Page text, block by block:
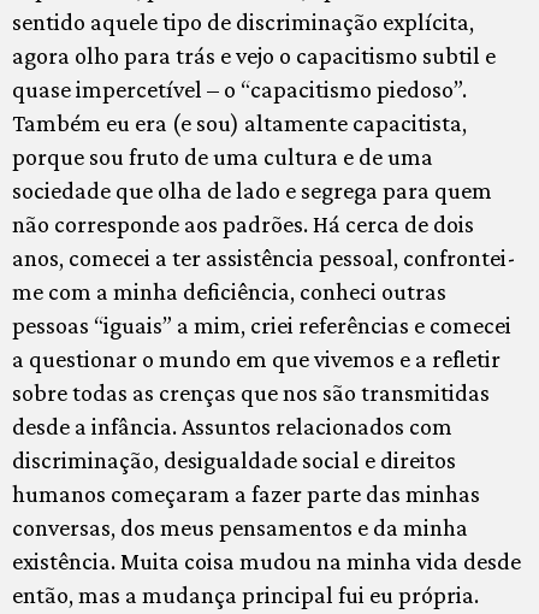
sentido aquele tipo de discriminação explícita,
agora olho para trás e vejo o capacitismo subtil e
quase impercetível – o “capacitismo piedoso”.
Também eu era (e sou) altamente capacitista,
porque sou fruto de uma cultura e de uma
sociedade que olha de lado e segrega para quem
não corresponde aos padrões. Há cerca de dois
anos, comecei a ter assistência pessoal, confrontei-
me com a minha deficiência, conheci outras
pessoas “iguais” a mim, criei referências e comecei
a questionar o mundo em que vivemos e a refletir
sobre todas as crenças que nos são transmitidas
desde a infância. Assuntos relacionados com
discriminação, desigualdade social e direitos
humanos começaram a fazer parte das minhas
conversas, dos meus pensamentos e da minha
existência. Muita coisa mudou na minha vida desde
então, mas a mudança principal fui eu própria.